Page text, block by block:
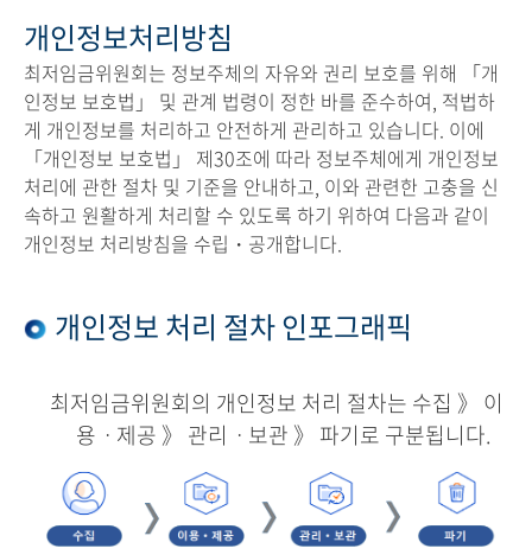
개인정보처리방침
최저임금위원회는 정보주체의 자유와 권리 보호를 위해 「개
인정보 보호법」 및 관계 법령이 정한 바를 준수하여, 적법하
게 개인정보를 처리하고 안전하게 관리하고 있습니다. 이에
「개인정보 보호법」 제30조에 따라 정보주체에게 개인정보
처리에 관한 절차 및 기준을 안내하고, 이와 관련한 고충을 신
속하고 원활하게 처리할 수 있도록 하기 위하여 다음과 같이
개인정보 처리방침을 수립・공개합니다.
개인정보 처리 절차 인포그래픽
최저임금위원회의 개인정보 처리 절차는 수집 》 이
용ㆍ제공 》 관리ㆍ보관 》 파기로 구분됩니다.